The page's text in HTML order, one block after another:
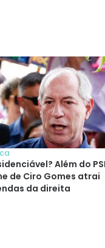
Além do
de Ciro Gomes atrai
da direita